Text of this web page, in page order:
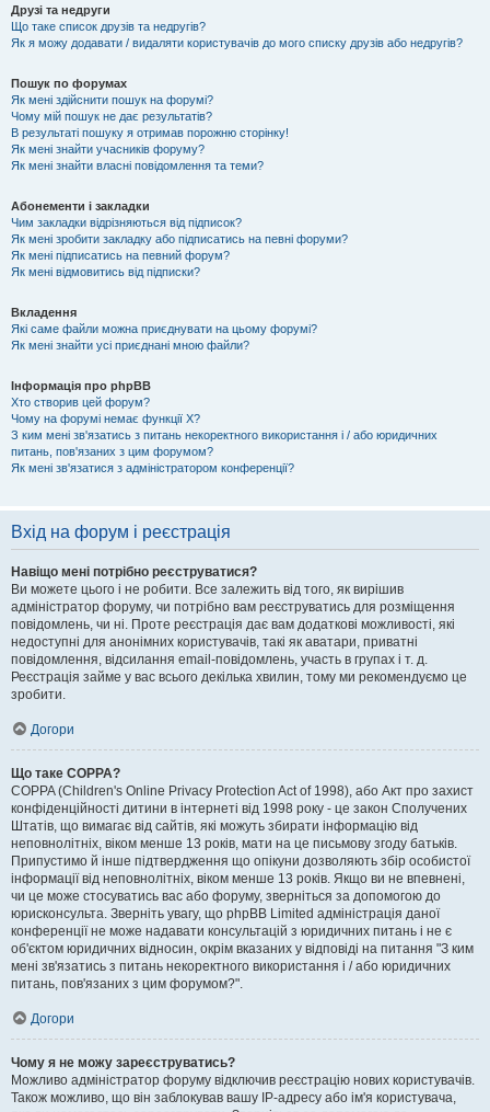
Друзі та недруги
Що таке список друзів та недругів?
Як я можу додавати / видаляти користувачів до мого списку друзів або недругів?
Пошук по форумах
Як мені здійснити пошук на форумі?
Чому мій пошук не дає результатів?
В результаті пошуку я отримав порожню сторінку!
Як мені знайти учасників форуму?
Як мені знайти власні повідомлення та теми?
Абонементи і закладки
Чим закладки відрізняються від підписок?
Як мені зробити закладку або підписатись на певні форуми?
Як мені підписатись на певний форум?
Як мені відмовитись від підписки?
Вкладення
Які саме файли можна приєднувати на цьому форумі?
Як мені знайти усі приєднані мною файли?
Інформація про phpBB
Хто створив цей форум?
Чому на форумі немає функції X?
З ким мені зв'язатись з питань некоректного використання і / або юридичних
питань, пов'язаних з цим форумом?
Як мені зв'язатися з адміністратором конференції?
Вхід на форум і реєстрація
Навіщо мені потрібно реєструватися?
Ви можете цього і не робити. Все залежить від того, як вирішив
адміністратор форуму, чи потрібно вам реєструватись для розміщення
повідомлень, чи ні. Проте реєстрація дає вам додаткові можливості, які
недоступні для анонімних користувачів, такі як аватари, приватні
повідомлення, відсилання email-повідомлень, участь в групах і т. д.
Реєстрація займе у вас всього декілька хвилин, тому ми рекомендуємо це
зробити.
Догори
Що таке COPPA?
COPPA (Children's Online Privacy Protection Act of 1998), або Акт про захист
конфіденційності дитини в інтернеті від 1998 року - це закон Сполучених
Штатів, що вимагає від сайтів, які можуть збирати інформацію від
неповнолітніх, віком менше 13 років, мати на це письмову згоду батьків.
Припустимо й інше підтвердження що опікуни дозволяють збір особистої
інформації від неповнолітніх, віком менше 13 років. Якщо ви не впевнені,
чи це може стосуватись вас або форуму, зверніться за допомогою до
юрисконсульта. Зверніть увагу, що phpBB Limited адміністрація даної
конференції не може надавати консультацій з юридичних питань і не є
об'єктом юридичних відносин, окрім вказаних у відповіді на питання "З ким
мені зв'язатись з питань некоректного використання і / або юридичних
питань, пов'язаних з цим форумом?".
Догори
Чому я не можу зареєструватись?
Можливо адміністратор форуму відключив реєстрацію нових користувачів.
Також можливо, що він заблокував вашу IP-адресу або ім'я користувача,